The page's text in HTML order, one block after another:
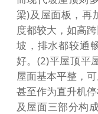
梁)及屋面板，再
度都较大，如高
坡，排水都较通
好。(2)平屋顶平
屋面基本平整，
甚至作为直升机
及屋面三部分构